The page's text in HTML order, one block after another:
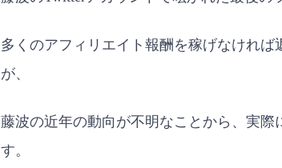
多くのアフィリエイト報酬を稼げなけれ
が、
藤波の近年の動向が不明なことから、実
す。